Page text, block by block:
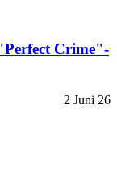
Crime"-
2 Juni 26